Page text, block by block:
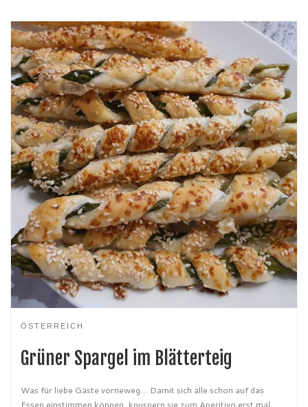
ÖSTERREICH
Grüner Spargel im Blätterteig
Was für liebe Gäste vorneweg… Damit sich alle schon auf das
Essen einstimmen können, knuspern sie zum Aperitivo erst mal